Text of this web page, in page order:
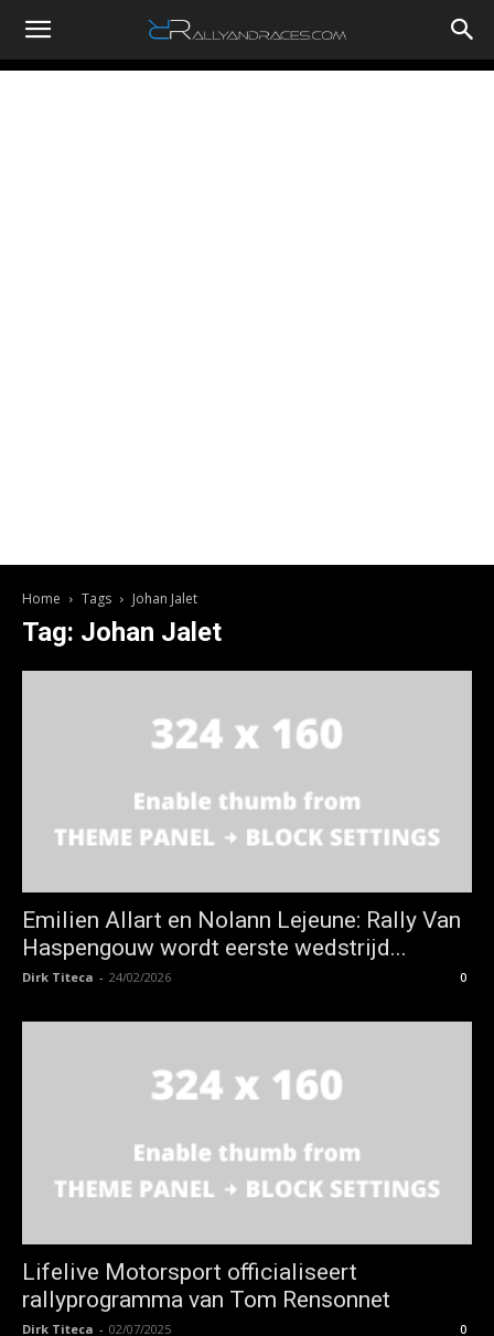
RallyandRaces.com
Home Tags Johan Jalet
Tag: Johan Jalet
Emilien Allart en Nolann Lejeune: Rally Van
Haspengouw wordt eerste wedstrijd...
Dirk Titeca - 24/02/2026 0
Lifelive Motorsport officialiseert
rallyprogramma van Tom Rensonnet
Dirk Titeca - 02/07/2025 0